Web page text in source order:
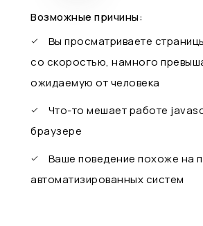
Возможные причины:
Вы просматриваете
со скоростью, намного
ожидаемую от человека
Что-то мешает работе
браузере
Ваше поведение похоже на
автоматизированных систем